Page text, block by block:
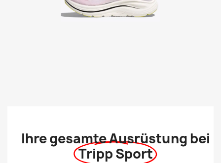
Ihre gesamte Ausrüstung bei
Tripp Sport